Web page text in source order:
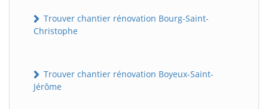
Trouver chantier rénovation Bourg-Saint-
Christophe
Trouver chantier rénovation Boyeux-Saint-
Jérôme